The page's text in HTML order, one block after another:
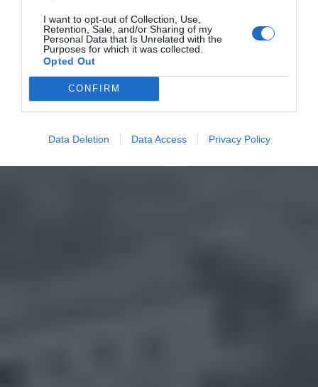
I want to opt-out of Collection, Use,
Retention, Sale, and/or Sharing of my
Personal Data that Is Unrelated with the
Purposes for which it was collected.
Opted Out
CONFIRM
Data Deletion Data Access Privacy Policy